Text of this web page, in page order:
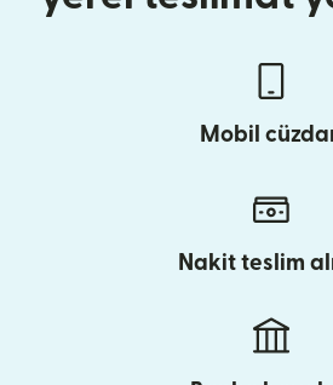
Mobil
Nakit teslim